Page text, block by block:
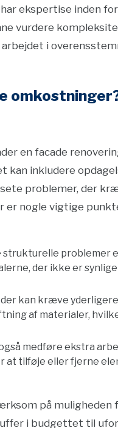
ekspertise inden for
vurdere
i
en facade
kan inkludere
problemer, der
er nogle vigtige
problemer
der ikke er
kan kræve yderligere
af materialer,
medføre ekstra
at tilføje eller fjerne
på muligheden
i budgettet til